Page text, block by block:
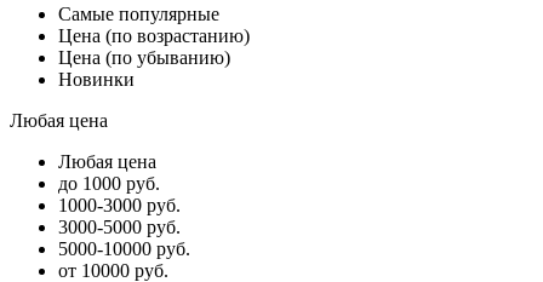
Самые популярные
Цена (по возрастанию)
Цена (по убыванию)
Новинки
Любая цена
Любая цена
до 1000 руб.
1000-3000 руб.
3000-5000 руб.
5000-10000 руб.
от 10000 руб.